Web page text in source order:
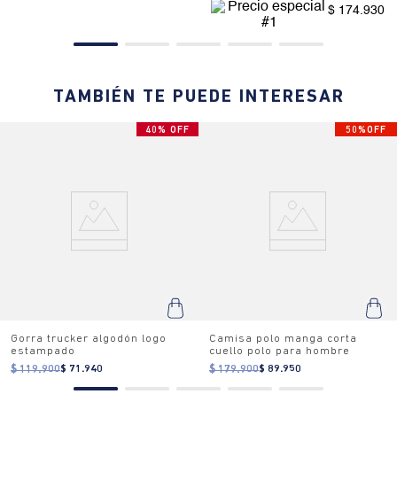
$ 174.930
TAMBIÉN TE PUEDE INTERESAR
40% OFF
Gorra trucker algodón logo
estampado
$ 119.900$ 71.940
50%OFF
Camisa polo manga corta
cuello polo para hombre
$ 179.900$ 89.950